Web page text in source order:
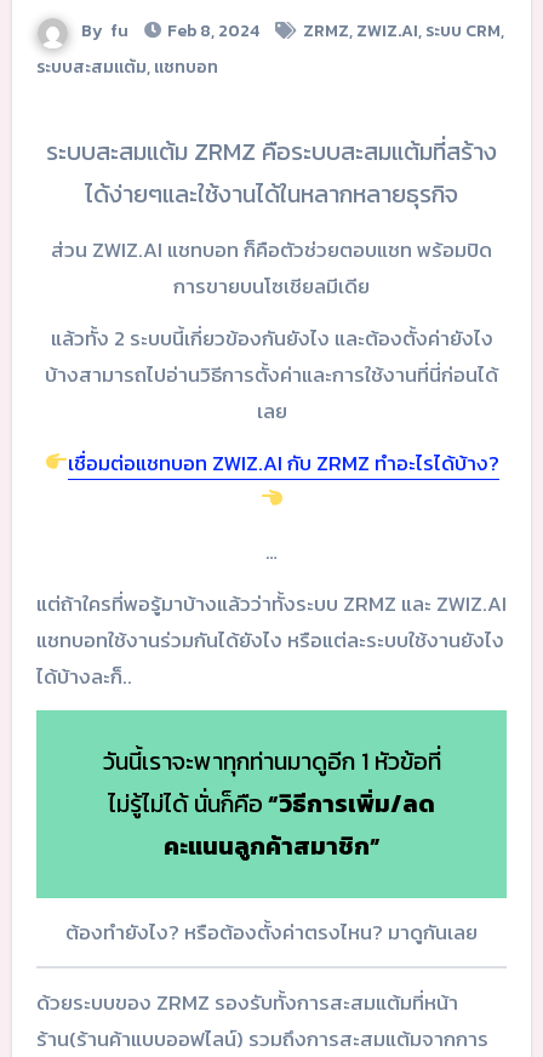
By fu Feb 8, 2024 ZRMZ,ZWIZ.AI,ระบบ CRM,
ระบบสะสมแต้ม,แชทบอท
ระบบสะสมแต้ม ZRMZ คือระบบสะสมแต้มที่สร้าง
ได้ง่ายๆและใช้งานได้ในหลากหลายธุรกิจ
ส่วน ZWIZ.AI แชทบอท ก็คือตัวช่วยตอบแชท พร้อมปิด
การขายบนโซเชียลมีเดีย
แล้วทั้ง 2 ระบบนี้เกี่ยวข้องกันยังไง และต้องตั้งค่ายังไง
บ้างสามารถไปอ่านวิธีการตั้งค่าและการใช้งานที่นี่ก่อนได้
เลย
เชื่อมต่อแชทบอท ZWIZ.AI กับ ZRMZ ทำอะไรได้บ้าง?
…
แต่ถ้าใครที่พอรู้มาบ้างแล้วว่าทั้งระบบ ZRMZ และ ZWIZ.AI
แชทบอทใช้งานร่วมกันได้ยังไง หรือแต่ละระบบใช้งานยังไง
ได้บ้างละก็..
วันนี้เราจะพาทุกท่านมาดูอีก 1 หัวข้อที่
ไม่รู้ไม่ได้ นั่นก็คือ“วิธีการเพิ่ม/ลด
คะแนนลูกค้าสมาชิก”
ต้องทำยังไง? หรือต้องตั้งค่าตรงไหน? มาดูกันเลย
ด้วยระบบของ ZRMZ รองรับทั้งการสะสมแต้มที่หน้า
ร้าน(ร้านค้าแบบออฟไลน์) รวมถึงการสะสมแต้มจากการ